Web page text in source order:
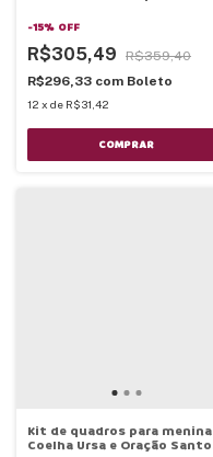
-15% OFF
R$305,49
R$359,40
R$296,33 com Boleto
12 x de R$31,42
COMPRAR
Kit de quadros para menina
Coelha Ursa e Oração Santo